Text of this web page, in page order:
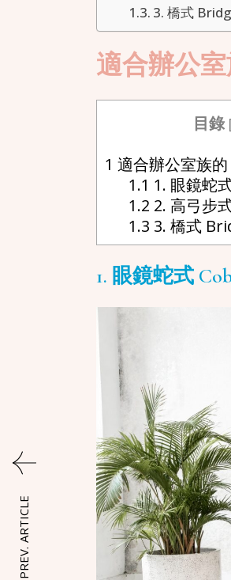
3. 橋式
適合辦公
目錄
1 適合辦公室族
1.1 1. 眼鏡蛇
1.2 2. 高弓步
1.3 3. 橋式
1. 眼鏡蛇式
PREV. ARTICLE